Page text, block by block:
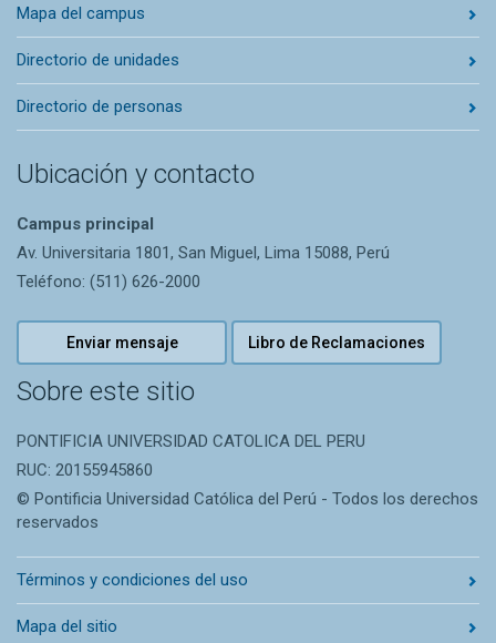
Mapa del campus
Directorio de unidades
Directorio de personas
Ubicación y contacto
Campus principal
Av. Universitaria 1801, San Miguel, Lima 15088, Perú
Teléfono: (511) 626-2000
Enviar mensaje Libro de Reclamaciones
Sobre este sitio
PONTIFICIA UNIVERSIDAD CATOLICA DEL PERU
RUC: 20155945860
© Pontificia Universidad Católica del Perú - Todos los derechos
reservados
Términos y condiciones del uso
Mapa del sitio